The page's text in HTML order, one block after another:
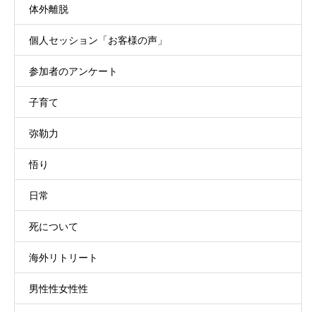
体外離脱
個人セッション「お客様の声」
参加者のアンケート
子育て
弥勒力
悟り
日常
死について
海外リトリート
男性性女性性